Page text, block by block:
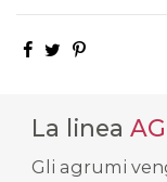
La linea
Gli agrumi